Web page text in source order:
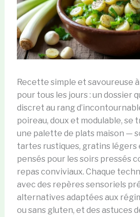
Recette simple et savoureuse
pour tous les jours : un dossier
discret au rang
poireau, doux et modulable, se
une palette de plats maison —
tartes rustiques, gratins légers
pensés pour les soirs pressés
repas conviviaux. Chaque
avec des repères sensoriels
alternatives adaptées aux
ou sans gluten, et des astuces